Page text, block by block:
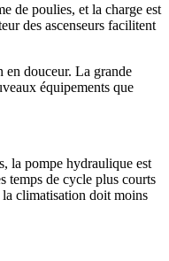
de poulies, et la charge est
des ascenseurs facilitent
en douceur. La grande
équipements que
la pompe hydraulique est
temps de cycle plus courts
la climatisation doit moins